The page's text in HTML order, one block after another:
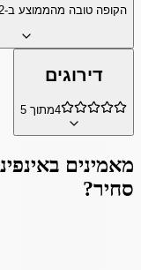
הקופה טובה מהממוצע ב-
דירוגים
4מתוך 5
מאמינים ב
סחיר?